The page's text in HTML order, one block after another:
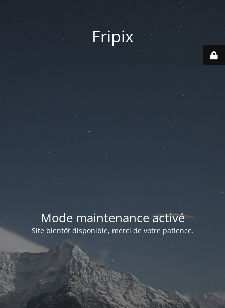
Fripix
Mode maintenance activé
Site bientôt disponible, merci de votre patience.